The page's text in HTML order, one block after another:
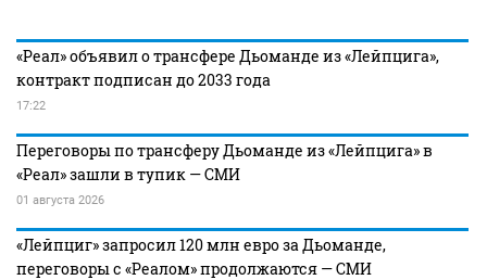
«Реал» объявил о трансфере Дьоманде из «Лейпцига»,
контракт подписан до 2033 года
17:22
Переговоры по трансферу Дьоманде из «Лейпцига» в
«Реал» зашли в тупик — СМИ
01 августа 2026
«Лейпциг» запросил 120 млн евро за Дьоманде,
переговоры с «Реалом» продолжаются — СМИ